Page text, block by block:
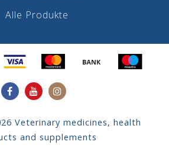
Alle Produkte
Veterinary medicines, health
and supplements